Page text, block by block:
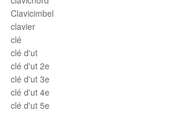
Clavicimbel
clavier
clé
clé d'ut
clé d'ut 2e
clé d'ut 3e
clé d'ut 4e
clé d'ut 5e